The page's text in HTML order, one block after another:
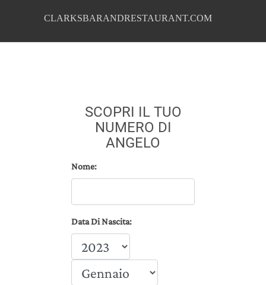
CLARKSBARANDRESTAURANT.COM
SCOPRI IL TUO
NUMERO DI
ANGELO
Nome:
Data Di Nascita: